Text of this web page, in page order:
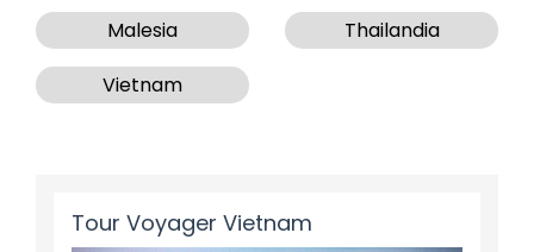
Malesia
Thailandia
Vietnam
Tour Voyager Vietnam